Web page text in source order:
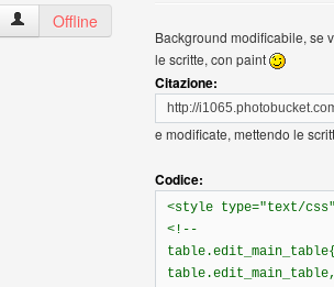
i-meglio Profilo
Offline
Background modificabile, se
le scritte, con paint
Citazione:
http://
e modificate, mettendo le
Codice:
<style type="text/
<!--